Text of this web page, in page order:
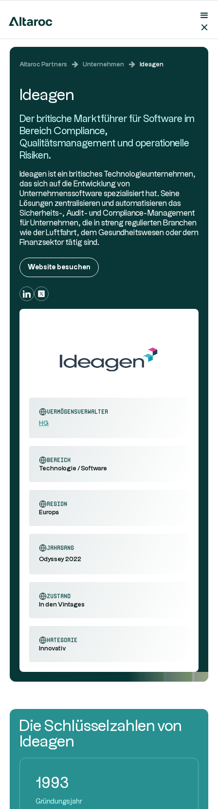
Altaroc Partners Unternehmen Ideagen
Vermögensverwalter
HG
Bereich
Technologie / Software
Region
Europa
Jahrgang
Odyssey 2022
Zustand
In den Vintages
Kategorie
Innovativ
Ideagen
Der britische Marktführer für Software im
Bereich Compliance,
Qualitätsmanagement und operationelle
Risiken.
Ideagen ist ein britisches Technologieunternehmen,
das sich auf die Entwicklung von
Unternehmenssoftware spezialisiert hat. Seine
Lösungen zentralisieren und automatisieren das
Sicherheits-, Audit- und Compliance-Management
für Unternehmen, die in streng regulierten Branchen
wie der Luftfahrt, dem Gesundheitswesen oder dem
Finanzsektor tätig sind.
Website besuchen
Die Schlüsselzahlen von
Ideagen
1993
Gründungsjahr